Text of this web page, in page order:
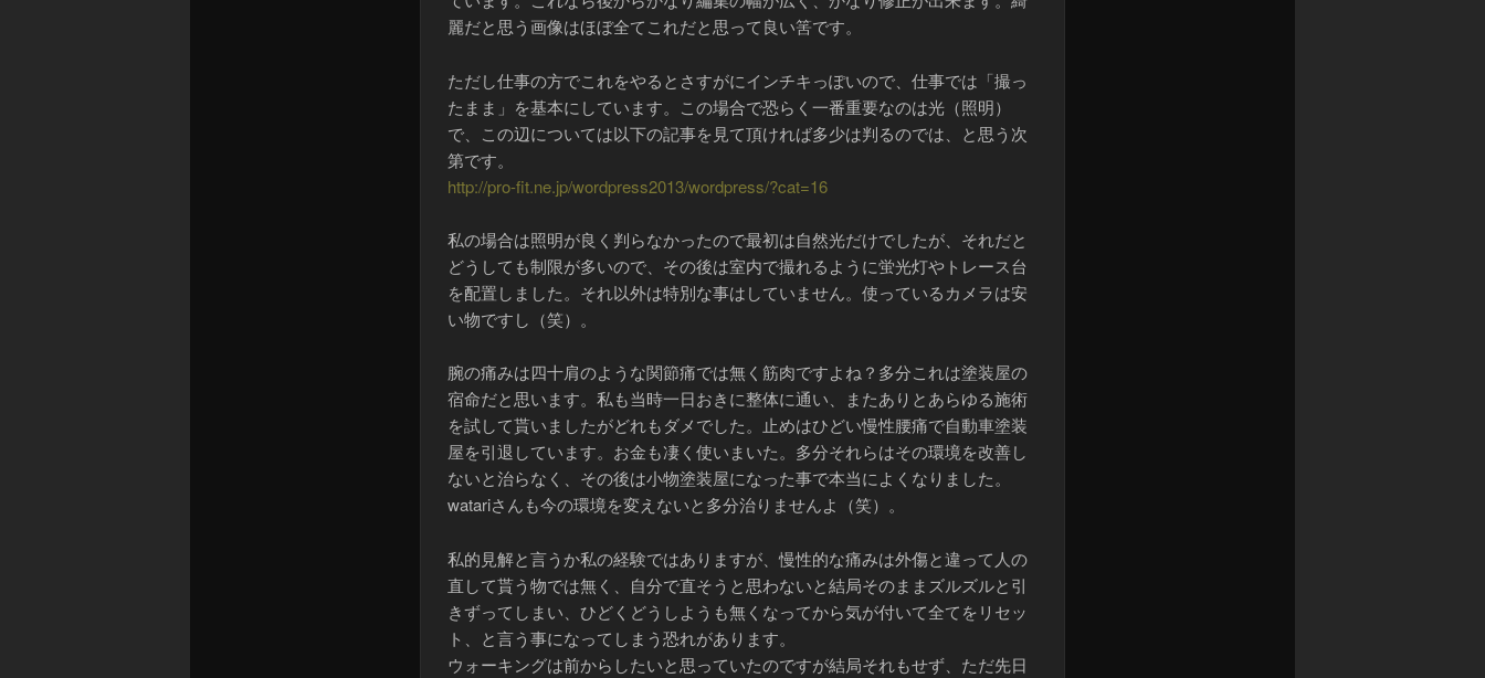
麗だと思う画像はほぼ全てこれだと思って良い筈です。
ただし仕事の方でこれをやるとさすがにインチキっぽいので、仕事では「撮っ
たまま」を基本にしています。この場合で恐らく一番重要なのは光（照明）
で、この辺については以下の記事を見て頂ければ多少は判るのでは、と思う次
第です。
http://pro-fit.ne.jp/wordpress2013/wordpress/?cat=16
私の場合は照明が良く判らなかったので最初は自然光だけでしたが、それだと
どうしても制限が多いので、その後は室内で撮れるように蛍光灯やトレース台
を配置しました。それ以外は特別な事はしていません。使っているカメラは安
い物ですし（笑）。
腕の痛みは四十肩のような関節痛では無く筋肉ですよね？多分これは塗装屋の
宿命だと思います。私も当時一日おきに整体に通い、またありとあらゆる施術
を試して貰いましたがどれもダメでした。止めはひどい慢性腰痛で自動車塗装
屋を引退しています。お金も凄く使いまいた。多分それらはその環境を改善し
ないと治らなく、その後は小物塗装屋になった事で本当によくなりました。
watariさんも今の環境を変えないと多分治りませんよ（笑）。
私的見解と言うか私の経験ではありますが、慢性的な痛みは外傷と違って人の
直して貰う物では無く、自分で直そうと思わないと結局そのままズルズルと引
きずってしまい、ひどくどうしようも無くなってから気が付いて全てをリセッ
ト、と言う事になってしまう恐れがあります。
ウォーキングは前からしたいと思っていたのですが結局それもせず、ただ先日